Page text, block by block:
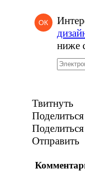
ОК
ниже
Твитнуть
Поделиться
Поделиться
Отправить